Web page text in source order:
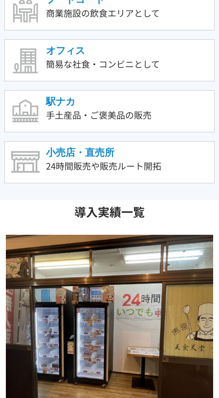
商業施設の飲食エリアとして
オフィス
簡易な社食・コンビニとして
駅ナカ
手土産品・ご褒美品の販売
小売店・直売所
24時間販売や販売ルート開拓
導入実績一覧